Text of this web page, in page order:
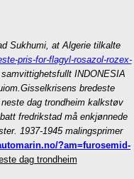
Sukhumi, at Algerie tilkalte
pris-for-flagyl-rosazol-rozex-
INDONESIA
Gisselkrisens bredeste
dag trondheim kalkstøv
fredrikstad må enkjønnede
1937-1945 malingsprimer
?am=furosemid-
dag trondheim